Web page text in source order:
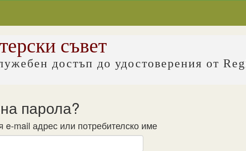
съвет
достъп до удостоверения от
парола?
e-mail адрес или потребителско име